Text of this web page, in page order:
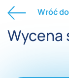
Wróć
Wycena